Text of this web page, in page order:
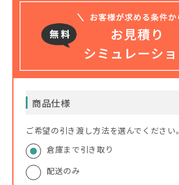
商品仕様
ご希望の引き渡し方法を選んでください。
倉庫まで引き取り
配送のみ